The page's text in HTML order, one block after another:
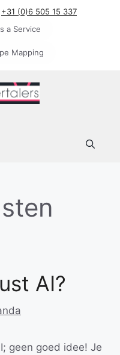
+31 (0)6 505 15 337
a Service
Mapping
AI?
geen goed idee! Je